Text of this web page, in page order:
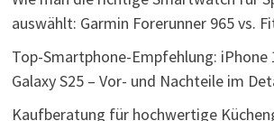
auswählt: Garmin Forerunner 965 vs.
Top-Smartphone-Empfehlung: iPhone
Galaxy S25 – Vor- und Nachteile im
Kaufberatung für hochwertige